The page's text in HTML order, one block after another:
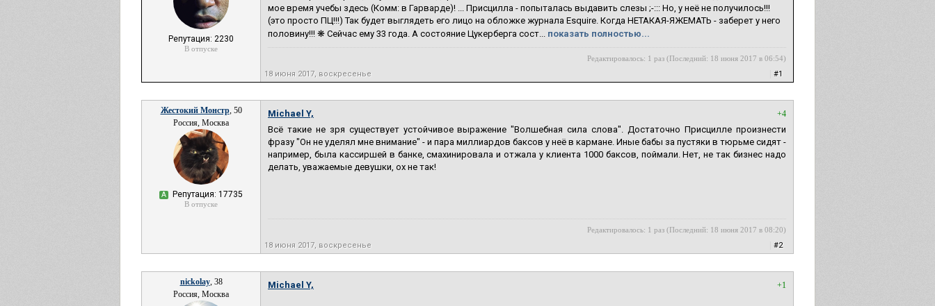
Репутация: 2230
В отпуске
мое время учебы здесь (Комм: в Гарварде)! ... Присцилла - попыталась выдавить слезы ;-::: Но, у неё не получилось!!!
(это просто ПЦ!!!) Так будет выглядеть его лицо на обложке журнала Esquire. Когда НЕТАКАЯ-ЯЖЕМАТЬ - заберет у него
половину!!! ❋ Сейчас ему 33 года. А состояние Цукерберга сост... показать полностью...
Редактировалось: 1 раз (Последний: 18 июня 2017 в 06:54)
18 июня 2017, воскресенье #1
Жестокий Монстр, 50
Россия, Москва
А Репутация: 17735
В отпуске
+4
Michael Y,
Всё такие не зря существует устойчивое выражение "Волшебная сила слова". Достаточно Присцилле произнести
фразу "Он не уделял мне внимание" - и пара миллиардов баксов у неё в кармане. Иные бабы за пустяки в тюрьме сидят -
например, была кассиршей в банке, смахинировала и отжала у клиента 1000 баксов, поймали. Нет, не так бизнес надо
делать, уважаемые девушки, ох не так!
Редактировалось: 1 раз (Последний: 18 июня 2017 в 08:20)
18 июня 2017, воскресенье #2
nickolay, 38
Россия, Москва
+1
Michael Y,